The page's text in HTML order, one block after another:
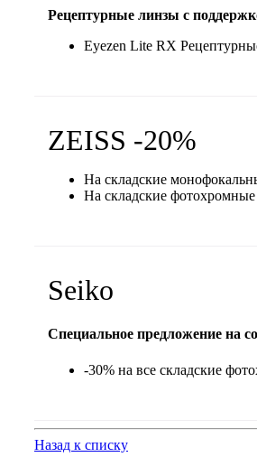
Рецептурные линзы с
Eyezen Lite RX
ZEISS -20%
На складские
На складские
Seiko
Специальное предложение на
-30% на все складские
Назад к списку